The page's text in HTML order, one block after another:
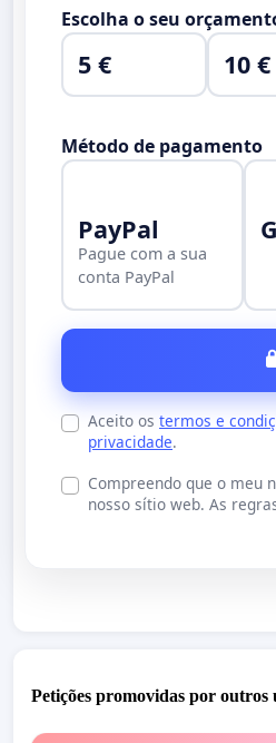
Escolha o seu
5 € 10 €
Método de pagamento
PayPal
Pague com a sua
conta PayPal
Aceito os termos e
privacidade.
Compreendo que o meu
nosso sítio web. As
Petições promovidas por outros